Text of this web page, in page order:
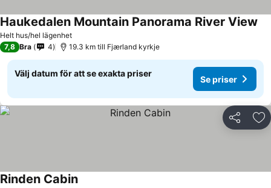
Helt hus/hel lägenhet
Haukedalen Mountain Panorama River View
7,8 Bra 4 19.3 km till Fjærland kyrkje
Välj datum för att se exakta priser
Se priser
Dela
Rinden Cabin